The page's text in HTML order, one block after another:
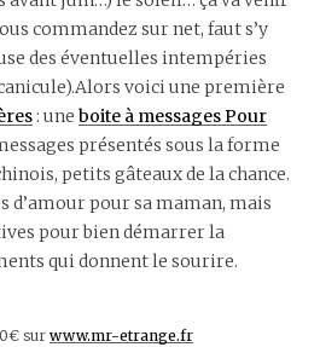
commandez sur net, faut s’y
des éventuelles intempéries
voici une première
: une boite à messages Pour
présentés sous la forme
petits gâteaux de la chance.
d’amour pour sa maman, mais
pour bien démarrer la
qui donnent le sourire.
sur www.mr-etrange.fr